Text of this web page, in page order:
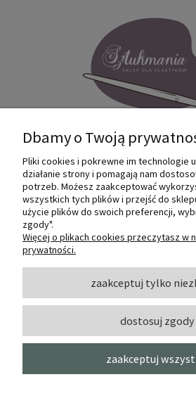
Internetowy sklep dla
SZTUKMANIA. Profesjonalne
małych i dużych artystów.
O NAS
INFORMACJE I
MOJE KONTO
Dbamy o Twoją
Pliki cookies i pokrewne im technologie
działanie strony i pomagają nam
potrzeb. Możesz zaakceptować
wszystkich tych plików i przejść do
użycie plików do swoich preferencji,
zgody".
Więcej o plikach cookies przeczytasz w
prywatności.
zaakceptuj tylko
dostosuj zgody
zaakceptuj